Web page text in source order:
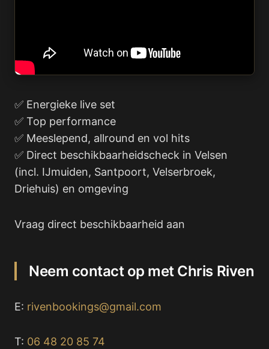
✅ Energieke live set
✅ Top performance
✅ Meeslepend, allround en vol hits
✅ Direct beschikbaarheidscheck in Velsen
(incl. IJmuiden, Santpoort, Velserbroek,
Driehuis) en omgeving
Vraag direct beschikbaarheid aan
Neem contact op met Chris Riven
E: rivenbookings@gmail.com
T: 06 48 20 85 74